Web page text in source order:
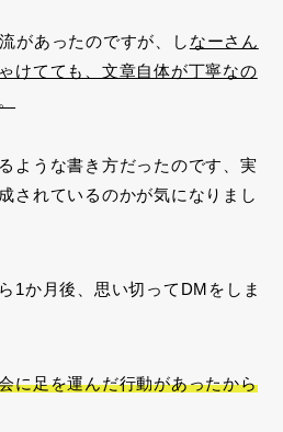
があったのですが、し なーさん
けてても、文章自体が丁寧なの
ような書き方だったのです、実
されているのかが気になりまし
1か月後、思い切ってDMをしま
に足を運んだ行動があったから